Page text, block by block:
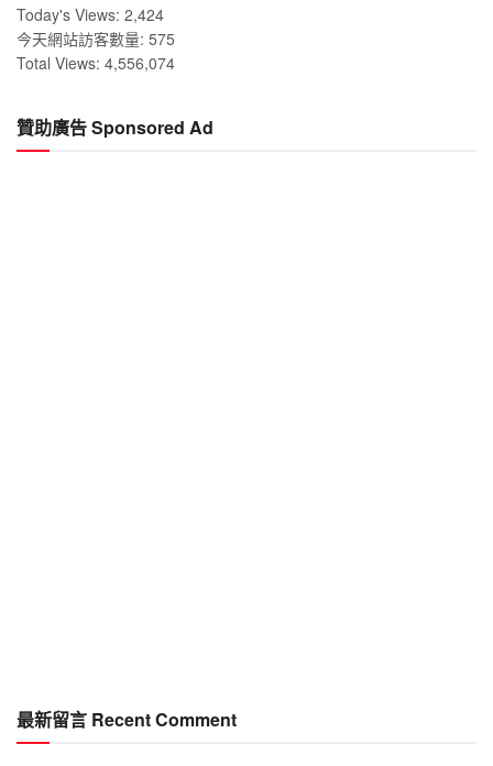
Today's Views: 2,424
今天網站訪客數量: 575
Total Views: 4,556,074
贊助廣告 Sponsored Ad
最新留言 Recent Comment